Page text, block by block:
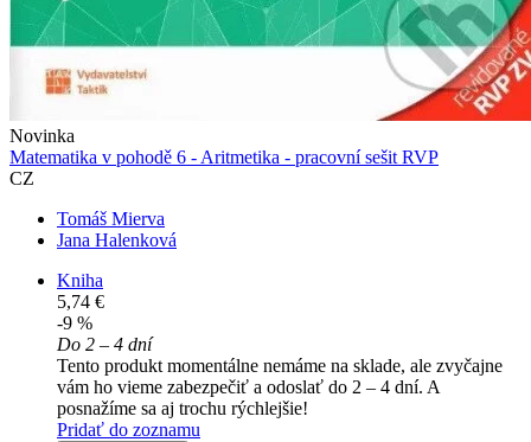
Novinka
Matematika v pohodě 6 - Aritmetika - pracovní sešit RVP
CZ
Tomáš Mierva
Jana Halenková
Kniha
5,74 €
-9 %
Do 2 – 4 dní
Tento produkt momentálne nemáme na sklade, ale zvyčajne
vám ho vieme zabezpečiť a odoslať do 2 – 4 dní. A
posnažíme sa aj trochu rýchlejšie!
Pridať do zoznamu